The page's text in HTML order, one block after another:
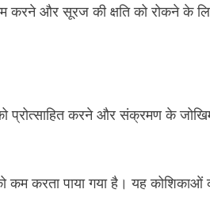
और सूरज की क्षति को रोकने के
को प्रोत्साहित करने और संक्रमण के
कम करता पाया गया है। यह